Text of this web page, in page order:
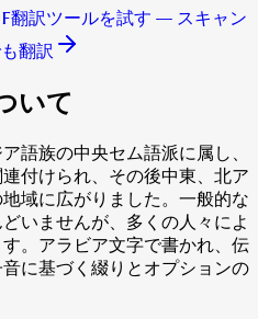
翻訳ツールを試す — スキャン
翻訳
いて
語族の中央セム語派に属し、
付けられ、その後中東、北ア
域に広がりました。一般的な
いませんが、多くの人々によ
。アラビア文字で書かれ、伝
に基づく綴りとオプションの